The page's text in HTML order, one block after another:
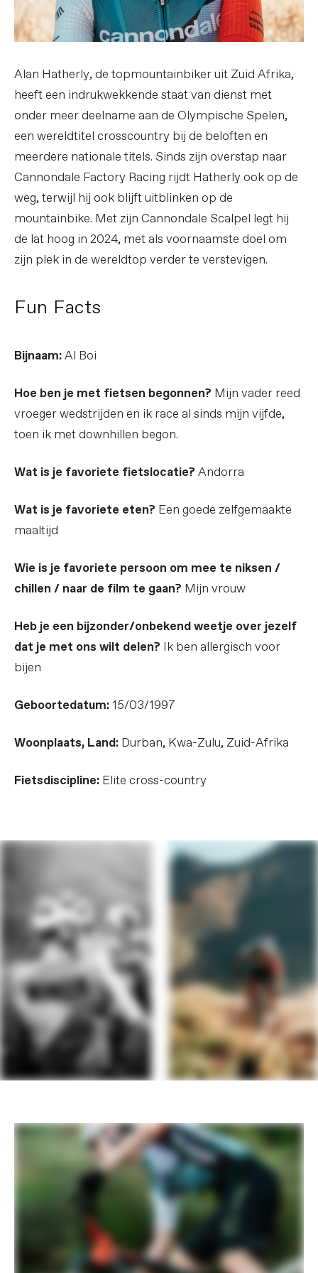
Alan Hatherly, de topmountainbiker uit Zuid Afrika,
heeft een indrukwekkende staat van dienst met
onder meer deelname aan de Olympische Spelen,
een wereldtitel crosscountry bij de beloften en
meerdere nationale titels. Sinds zijn overstap naar
Cannondale Factory Racing rijdt Hatherly ook op de
weg, terwijl hij ook blijft uitblinken op de
mountainbike. Met zijn Cannondale Scalpel legt hij
de lat hoog in 2024, met als voornaamste doel om
zijn plek in de wereldtop verder te verstevigen.
Fun Facts
Bijnaam:Al Boi
Hoe ben je met fietsen begonnen? Mijn vader reed
vroeger wedstrijden en ik race al sinds mijn vijfde,
toen ik met downhillen begon.
Wat is je favoriete fietslocatie? Andorra
Wat is je favoriete eten? Een goede zelfgemaakte
maaltijd
Wie is je favoriete persoon om mee te niksen /
chillen / naar de film te gaan? Mijn vrouw
Heb je een bijzonder/onbekend weetje over jezelf
dat je met ons wilt delen? Ik ben allergisch voor
bijen
Geboortedatum:15/03/1997
Woonplaats, Land: Durban, Kwa-Zulu, Zuid-Afrika
Fietsdiscipline: Elite cross-country